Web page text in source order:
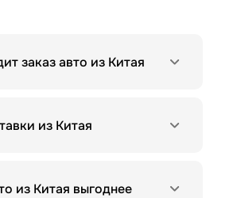
заказ авто из Китая
из Китая
из Китая выгоднее